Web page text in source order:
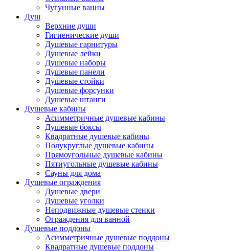
Чугунные ванны
Душ
Верхние души
Гигиенические души
Душевые гарнитуры
Душевые лейки
Душевые наборы
Душевые панели
Душевые стойки
Душевые форсунки
Душевые штанги
Душевые кабины
Асимметричные душевые кабины
Душевые боксы
Квадратные душевые кабины
Полукруглые душевые кабины
Прямоугольные душевые кабины
Пятиугольные душевые кабины
Сауны для дома
Душевые ограждения
Душевые двери
Душевые уголки
Неподвижные душевые стенки
Ограждения для ванной
Душевые поддоны
Асимметричные душевые поддоны
Квадратные душевые поддоны